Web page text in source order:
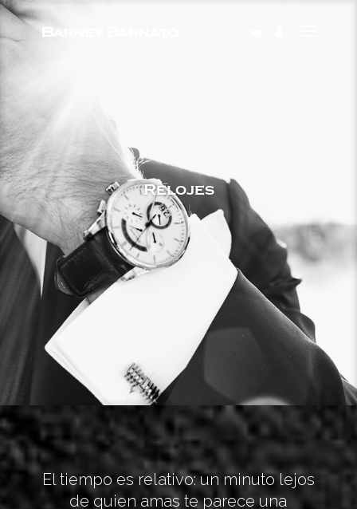
Relojes
El tiempo es relativo: un minuto lejos
de quien amas te parece una